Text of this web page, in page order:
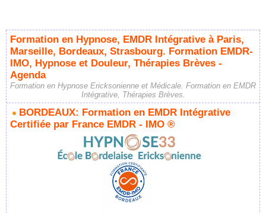
Formation en Hypnose, EMDR Intégrative à Paris,
Marseille, Bordeaux, Strasbourg. Formation EMDR-
IMO, Hypnose et Douleur, Thérapies Brèves -
Agenda
Formation en Hypnose Ericksonienne et Médicale. Formation en EMDR
Intégrative, Thérapies Brèves.
BORDEAUX: Formation en EMDR Intégrative
Certifiée par France EMDR - IMO ®